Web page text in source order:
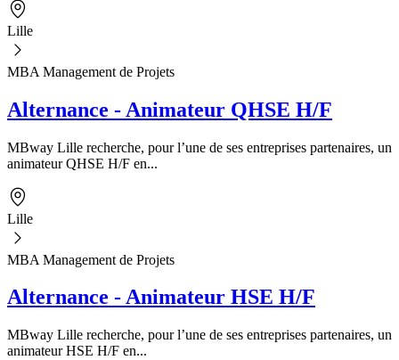
Lille
MBA Management de Projets
Alternance - Animateur QHSE H/F
MBway Lille recherche, pour l’une de ses entreprises partenaires, un
animateur QHSE H/F en...
Lille
MBA Management de Projets
Alternance - Animateur HSE H/F
MBway Lille recherche, pour l’une de ses entreprises partenaires, un
animateur HSE H/F en...